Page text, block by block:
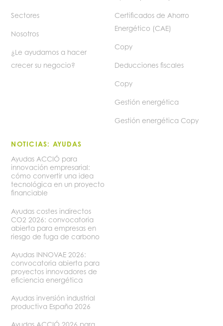
Sectores
Nosotros
¿Le ayudamos a hacer
crecer su negocio?
Certificados de Ahorro
Energético (CAE)
Copy
Deducciones fiscales
Copy
Gestión energética
Gestión energética Copy
NOTICIAS: AYUDAS
Ayudas ACCIÓ para
innovación empresarial:
cómo convertir una idea
tecnológica en un proyecto
financiable
Ayudas costes indirectos
CO2 2026: convocatoria
abierta para empresas en
riesgo de fuga de carbono
Ayudas INNOVAE 2026:
convocatoria abierta para
proyectos innovadores de
eficiencia energética
Ayudas inversión industrial
productiva España 2026